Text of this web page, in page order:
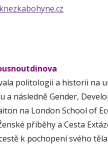
politologii a historii na
a následně Gender,
na London School of
příběhy a Cesta
k pochopení svého